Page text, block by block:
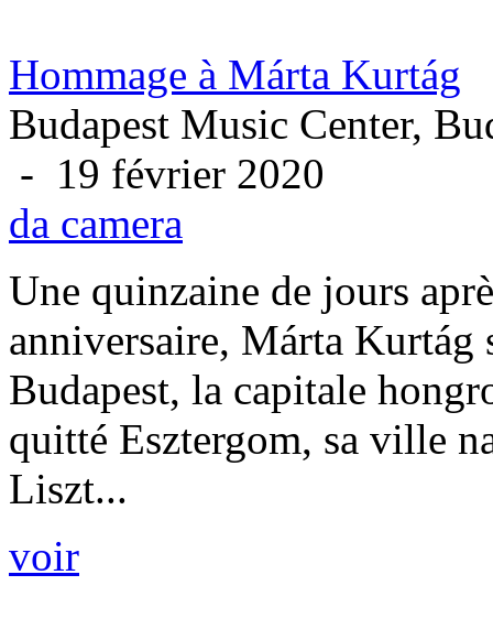
Hommage à Márta Kurtág
Budapest Music Center,
- 19 février 2020
da camera
Une quinzaine de jours
anniversaire, Márta Kurtág
Budapest, la capitale
quitté Esztergom, sa ville
Liszt...
voir